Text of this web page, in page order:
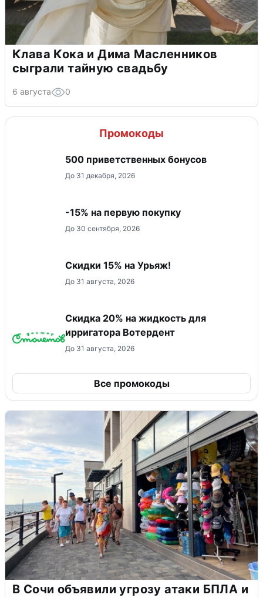
Клава Кока и Дима Масленников
сыграли тайную свадьбу
6 августа 0
Промокоды
500 приветственных бонусов
До 31 декабря, 2026
-15% на первую покупку
До 30 сентября, 2026
Скидки 15% на Урьяж!
До 31 августа, 2026
Скидка 20% на жидкость для
ирригатора Вотердент
До 31 августа, 2026
Все промокоды
В Сочи объявили угрозу атаки БПЛА и